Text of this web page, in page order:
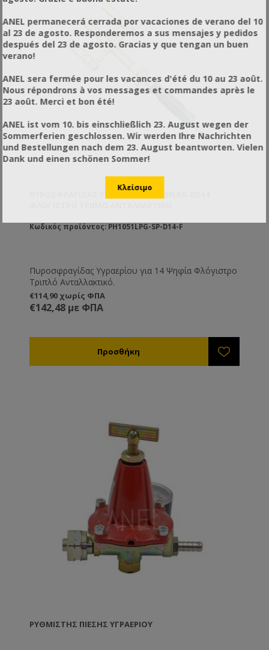
ΠΥΡΟΣΦΡΑΓΊΔΑΣ ΥΓΡΑΕΡΊΟΥ AN1050LPG-RD14
Κωδικός προϊόντος: PH1051LPG-SP-D14-F
Πυροσφραγίδας Υγραερίου για 14 Ψηφία Φλόγιστρο
Τριπλό Ανταλλακτικό.
€114,90 χωρίς ΦΠΑ
€142,48 με ΦΠΑ
ΡΥΘΜΙΣΤΉΣ ΠΊΕΣΗΣ ΥΓΡΑΕΡΊΟΥ
ANEL permanecerá cerrada por vacaciones de verano del 10
al 23 de agosto. Responderemos a sus mensajes y pedidos
después del 23 de agosto. Gracias y que tengan un buen
verano!
ANEL sera fermée pour les vacances d'été du 10 au 23 août.
Nous répondrons à vos messages et commandes après le
23 août. Merci et bon été!
ANEL ist vom 10. bis einschließlich 23. August wegen der
Sommerferien geschlossen. Wir werden Ihre Nachrichten
und Bestellungen nach dem 23. August beantworten. Vielen
Dank und einen schönen Sommer!